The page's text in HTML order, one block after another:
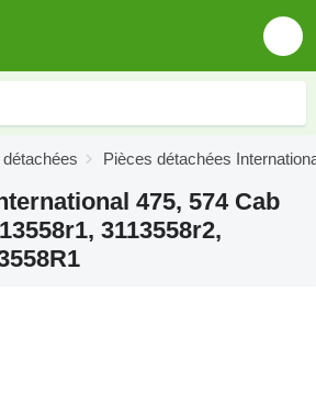
Pièces détachées
475, 574 Cab
3113558r2,